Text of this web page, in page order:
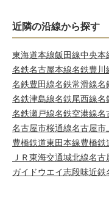
近隣の沿線から探す
東海道本線飯田線中央本
名鉄名古屋本線名鉄豊川
名鉄豊田線名鉄常滑線名
名鉄津島線名鉄尾西線名
名鉄瀬戸線名鉄空港線名
名古屋市桜通線名古屋市
豊橋鉄道東田本線豊橋鉄
ＪＲ東海交通城北線名古
ガイドウエイ志段味近鉄